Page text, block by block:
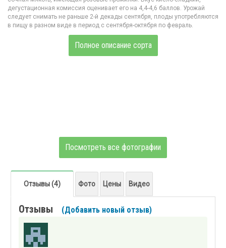
дегустационная комиссия оценивает его на 4,4-4,6 баллов. Урожай
следует снимать не раньше 2-й декады сентября, плоды употребляются
в пищу в разном виде в период с сентября-октября по февраль.
Полное описание сорта
Посмотреть все фотографии
Отзывы (4) Фото Цены Видео
Отзывы (Добавить новый отзыв)